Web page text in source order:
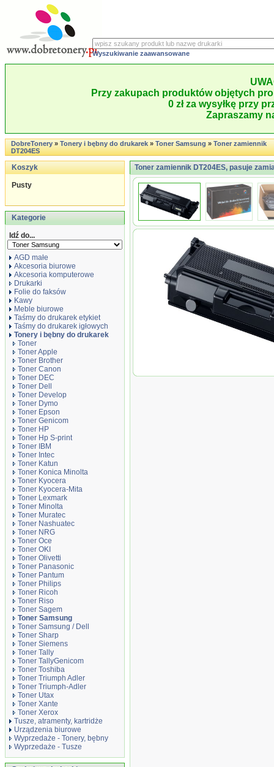
Wyszukiwanie zaawansowane
Przy zakupach produktów objętych
0 zł za wysyłkę przy
Zapraszamy
DobreTonery»Tonery i bębny do drukarek»Toner Samsung»Toner zamiennik
DT204ES
Koszyk
Pusty
Kategorie
Idź do...
AGD małe
Akcesoria biurowe
Akcesoria komputerowe
Drukarki
Folie do faksów
Kawy
Meble biurowe
Taśmy do drukarek etykiet
Taśmy do drukarek igłowych
Tonery i bębny do drukarek
Toner
Toner Apple
Toner Brother
Toner Canon
Toner DEC
Toner Dell
Toner Develop
Toner Dymo
Toner Epson
Toner Genicom
Toner HP
Toner Hp S-print
Toner IBM
Toner Intec
Toner Katun
Toner Konica Minolta
Toner Kyocera
Toner Kyocera-Mita
Toner Lexmark
Toner Minolta
Toner Muratec
Toner Nashuatec
Toner NRG
Toner Oce
Toner OKI
Toner Olivetti
Toner Panasonic
Toner Pantum
Toner Philips
Toner Ricoh
Toner Riso
Toner Sagem
Toner Samsung
Toner Samsung / Dell
Toner Sharp
Toner Siemens
Toner Tally
Toner TallyGenicom
Toner Toshiba
Toner Triumph Adler
Toner Triumph-Adler
Toner Utax
Toner Xante
Toner Xerox
Tusze, atramenty, kartridże
Urządzenia biurowe
Wyprzedaże - Tonery, bębny
Wyprzedaże - Tusze
Toner zamiennik DT204ES, pasuje
Toner zamiennik DT204ES